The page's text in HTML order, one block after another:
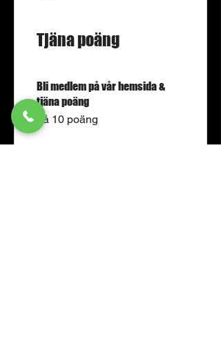
Tjäna poäng
Bli medlem på vår hemsida &
tjäna poäng
Få 10 poäng